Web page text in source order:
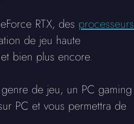
RTX, des processeurs
de jeu haute
bien plus encore.
de jeu, un PC gaming
PC et vous permettra de